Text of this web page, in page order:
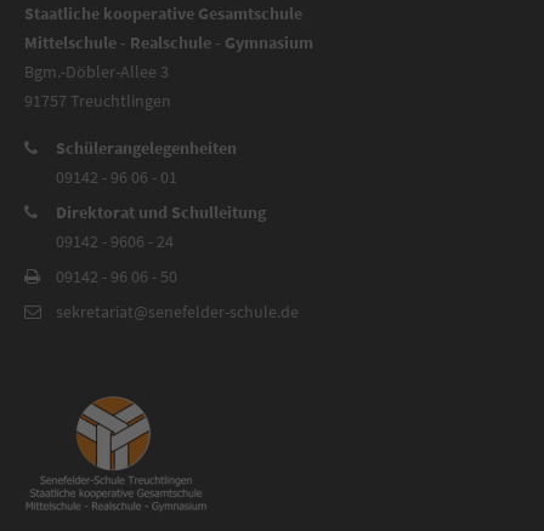
Staatliche kooperative Gesamtschule
Mittelschule - Realschule - Gymnasium
Bgm.-Döbler-Allee 3
91757 Treuchtlingen
Schülerangelegenheiten
09142 - 96 06 - 01
Direktorat und Schulleitung
09142 - 9606 - 24
09142 - 96 06 - 50
sekretariat@senefelder-schule.de